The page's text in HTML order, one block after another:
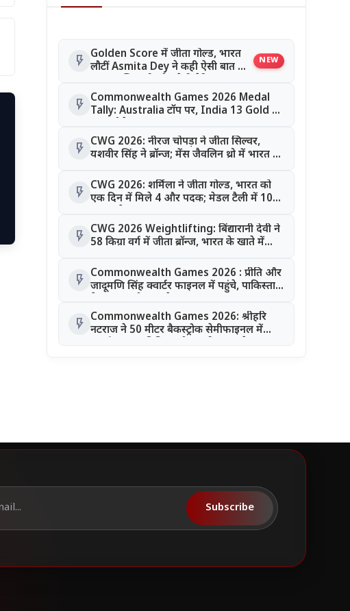
flash_on Golden Score में जीता गोल्ड, भारत
लौटीं Asmita Dey ने कही ऐसी बात जो
NEW
flash_on Commonwealth Games 2026 Medal
Tally: Australia टॉप पर, India 13 Gold के
flash_on CWG 2026: नीरज चोपड़ा ने जीता सिल्वर,
यशवीर सिंह ने ब्रॉन्ज; मेंस जैवलिन थ्रो में भारत का
flash_on CWG 2026: शर्मिला ने जीता गोल्ड, भारत को
एक दिन में मिले 4 और पदक; मेडल टैली में 10
flash_on CWG 2026 Weightlifting: बिंद्यारानी देवी ने
58 किग्रा वर्ग में जीता ब्रॉन्ज, भारत के खाते में
flash_on Commonwealth Games 2026 : प्रीति और
जादूमणि सिंह क्वार्टर फाइनल में पहुंचे, पाकिस्तान
flash_on Commonwealth Games 2026: श्रीहरि
नटराज ने 50 मीटर बैकस्ट्रोक सेमीफाइनल में
Subscribe